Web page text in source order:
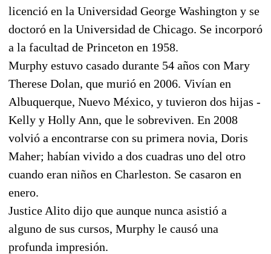
licenció en la Universidad George Washington y se
doctoró en la Universidad de Chicago. Se incorporó
a la facultad de Princeton en 1958.
Murphy estuvo casado durante 54 años con Mary
Therese Dolan, que murió en 2006. Vivían en
Albuquerque, Nuevo México, y tuvieron dos hijas -
Kelly y Holly Ann, que le sobreviven. En 2008
volvió a encontrarse con su primera novia, Doris
Maher; habían vivido a dos cuadras uno del otro
cuando eran niños en Charleston. Se casaron en
enero.
Justice Alito dijo que aunque nunca asistió a
alguno de sus cursos, Murphy le causó una
profunda impresión.